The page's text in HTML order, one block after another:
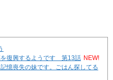
を復興するようです 第13話 NEW!
憶喪失の妹です。ごはん探してる